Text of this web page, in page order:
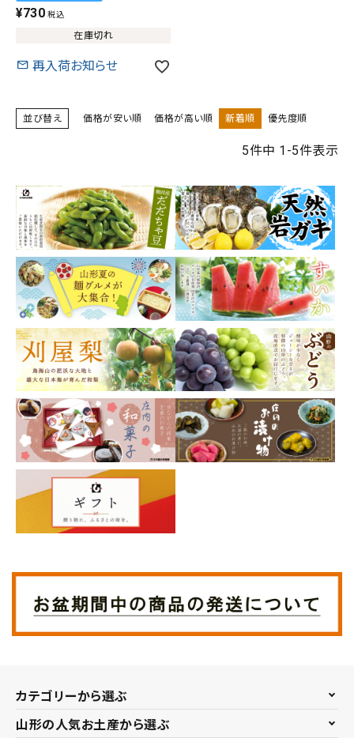
¥730 税込
在庫切れ
再入荷お知らせ
並び替え 価格が安い順 価格が高い順 新着順 優先度順
5件中 1 -5件表示
カテゴリーから選ぶ
山形の人気お土産から選ぶ